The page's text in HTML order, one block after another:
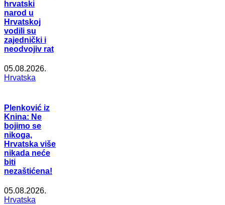
hrvatski
narod u
Hrvatskoj
vodili su
zajednički i
neodvojiv rat
05.08.2026.
Hrvatska
Plenković iz
Knina: Ne
bojimo se
nikoga,
Hrvatska više
nikada neće
biti
nezaštićena!
05.08.2026.
Hrvatska